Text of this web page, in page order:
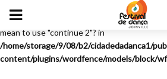
Warning
: "continue" targeting switch is
mean to use "continue 2"? in
/home/storage/9/08/b2/cidadedadanca1/
content/plugins/wordfence/models/block/